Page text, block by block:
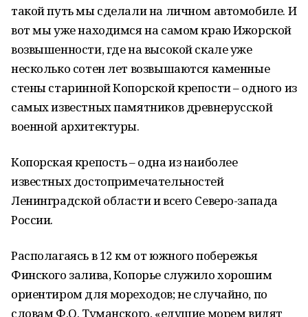
такой путь мы сделали на личном автомобиле. И
вот мы уже находимся на самом краю Ижорской
возвышенности, где на высокой скале уже
несколько сотен лет возвышаются каменные
стены старинной Копорской крепости – одного из
самых известных памятников древнерусской
военной архитектуры.
Копорская крепость – одна из наиболее
известных достопримечательностей
Ленинградской области и всего Северо-запада
России.
Располагаясь в 12 км от южного побережья
Финского залива, Копорье служило хорошим
ориентиром для мореходов; не случайно, по
словам Ф.О. Туманского, «едущие морем видят